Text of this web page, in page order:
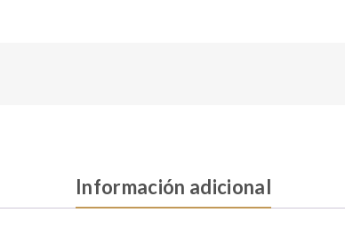
Información adicional